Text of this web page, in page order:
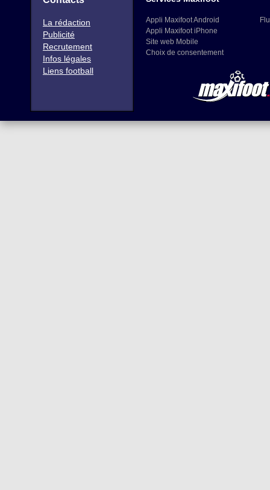
La rédaction
Publicité
Recrutement
Infos légales
Liens football
Appli Maxifoot Android
Appli Maxifoot iPhone
Site web Mobile
Choix de consentement